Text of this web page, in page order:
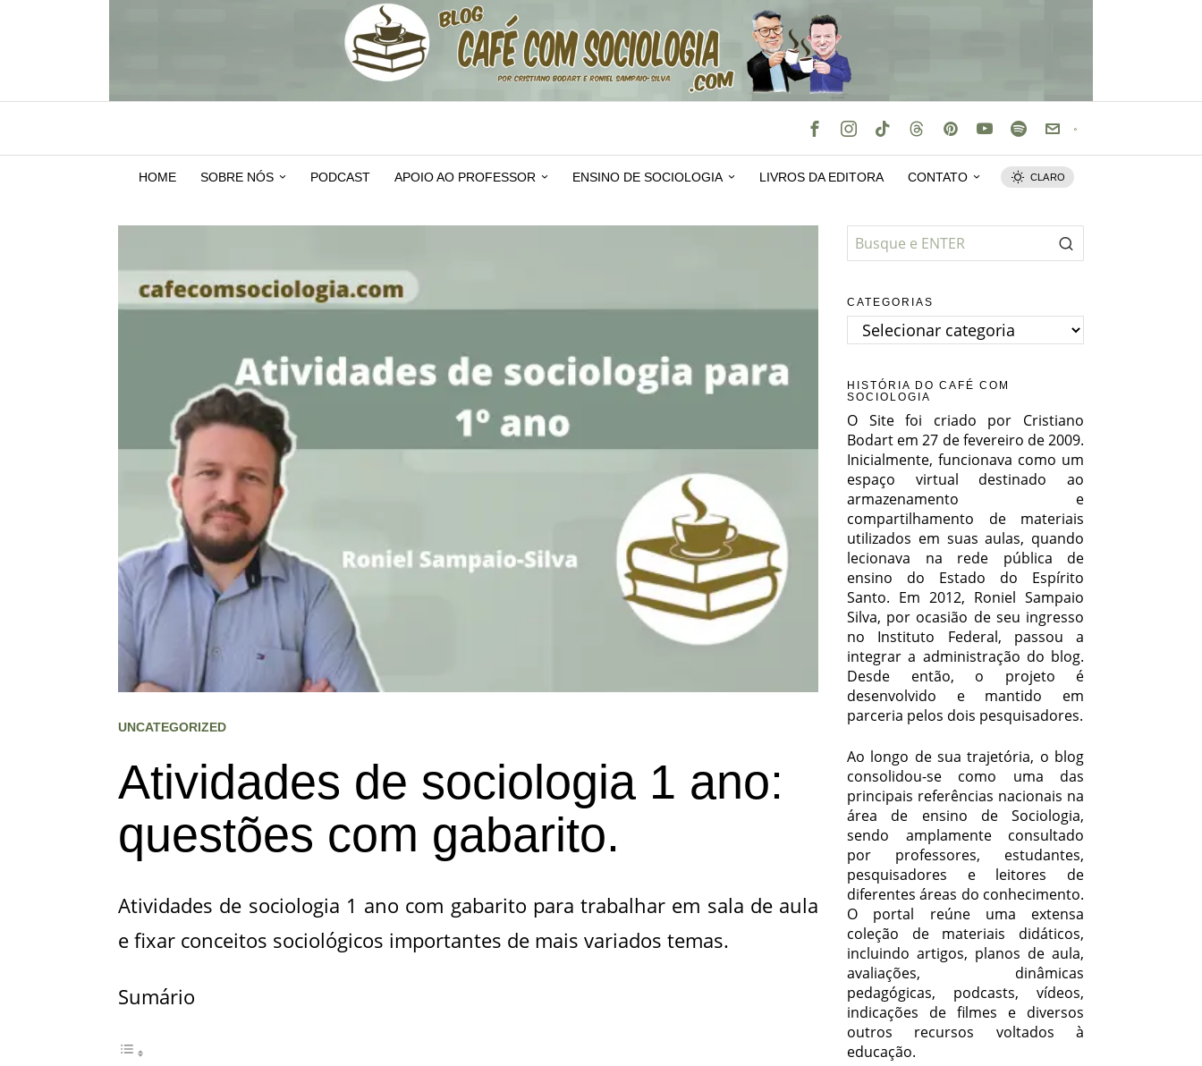
HOME SOBRE NÓS PODCAST APOIO AO PROFESSOR ENSINO DE SOCIOLOGIA LIVROS DA EDITORA CONTATO CLARO
UNCATEGORIZED
Atividades de sociologia 1 ano:
questões com gabarito.
Atividades de sociologia 1 ano com gabarito para trabalhar em sala de aula
e fixar conceitos sociológicos importantes de mais variados temas.
Sumário
CATEGORIAS
Categorias
HISTÓRIA DO CAFÉ COM
SOCIOLOGIA
O Site foi criado por Cristiano
Bodart em 27 de fevereiro de 2009.
Inicialmente, funcionava como um
espaço virtual destinado ao
armazenamento e
compartilhamento de materiais
utilizados em suas aulas, quando
lecionava na rede pública de
ensino do Estado do Espírito
Santo. Em 2012, Roniel Sampaio
Silva, por ocasião de seu ingresso
no Instituto Federal, passou a
integrar a administração do blog.
Desde então, o projeto é
desenvolvido e mantido em
parceria pelos dois pesquisadores.
Ao longo de sua trajetória, o blog
consolidou-se como uma das
principais referências nacionais na
área de ensino de Sociologia,
sendo amplamente consultado
por professores, estudantes,
pesquisadores e leitores de
diferentes áreas do conhecimento.
O portal reúne uma extensa
coleção de materiais didáticos,
incluindo artigos, planos de aula,
avaliações, dinâmicas
pedagógicas, podcasts, vídeos,
indicações de filmes e diversos
outros recursos voltados à
educação.